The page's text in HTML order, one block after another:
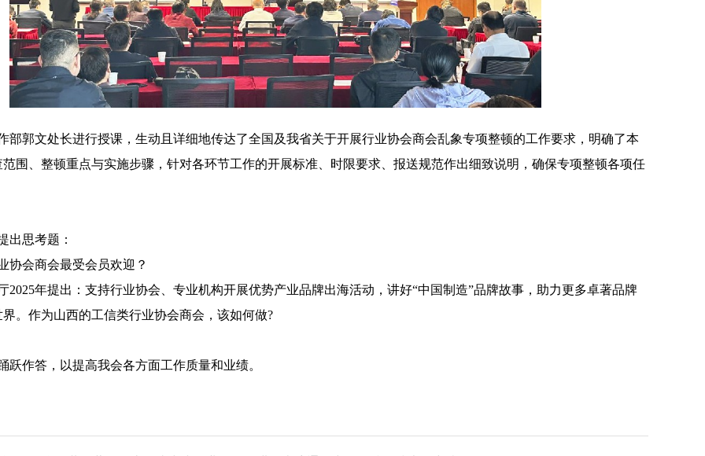
部郭文处长进行授课，生动且详细地传达了全国及我省关于开展行业协会商会乱象专项整顿的工作要求，明确了本
围、整顿重点与实施步骤，针对各环节工作的开展标准、时限要求、报送规范作出细致说明，确保专项整顿各项任
出思考题：
协会商会最受会员欢迎？
2025年提出：支持行业协会、专业机构开展优势产业品牌出海活动，讲好“中国制造”品牌故事，助力更多卓著品牌
。作为山西的工信类行业协会商会，该如何做?
跃作答，以提高我会各方面工作质量和业绩。